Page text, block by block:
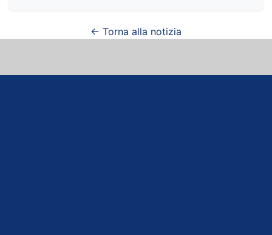
← Torna alla notizia